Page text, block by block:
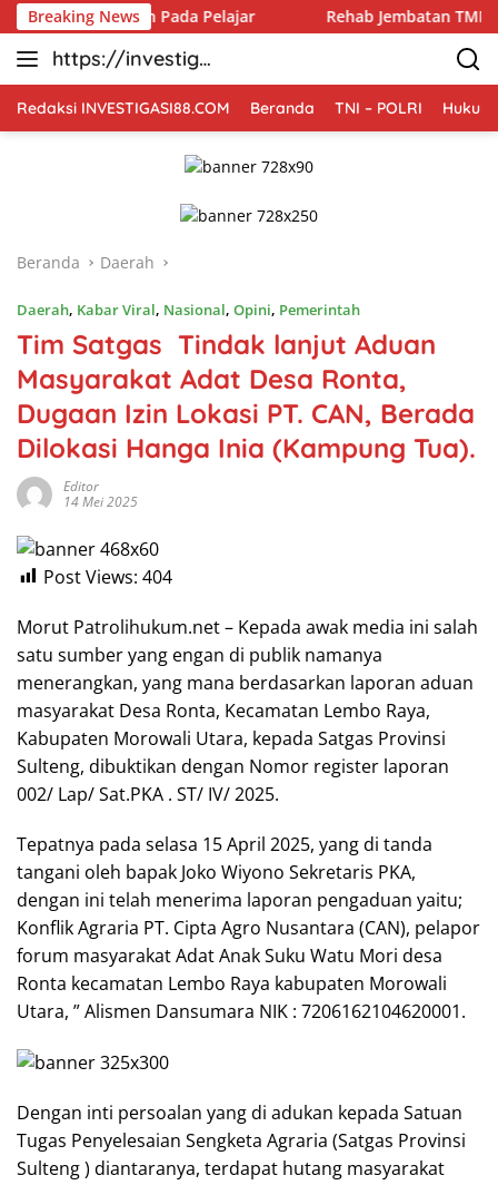
Langsung
ke
konten
Breaking News
Pada Pelajar Rehab Jembatan TMMD Ke-129
https://investiga
si88.com
Redaksi INVESTIGASI88.COM Beranda TNI – POLRI
Beranda Daerah
Daerah, Kabar Viral, Nasional, Opini, Pemerintah
Tim Satgas Tindak lanjut Aduan
Masyarakat Adat Desa Ronta,
Dugaan Izin Lokasi PT. CAN, Berada
Dilokasi Hanga Inia (Kampung Tua).
Editor
14 Mei 2025
Post Views: 404
Morut Patrolihukum.net – Kepada awak media ini salah
satu sumber yang engan di publik namanya
menerangkan, yang mana berdasarkan laporan aduan
masyarakat Desa Ronta, Kecamatan Lembo Raya,
Kabupaten Morowali Utara, kepada Satgas Provinsi
Sulteng, dibuktikan dengan Nomor register laporan
002/ Lap/ Sat.PKA . ST/ IV/ 2025.
Tepatnya pada selasa 15 April 2025, yang di tanda
tangani oleh bapak Joko Wiyono Sekretaris PKA,
dengan ini telah menerima laporan pengaduan yaitu;
Konflik Agraria PT. Cipta Agro Nusantara (CAN), pelapor
forum masyarakat Adat Anak Suku Watu Mori desa
Ronta kecamatan Lembo Raya kabupaten Morowali
Utara, ” Alismen Dansumara NIK : 7206162104620001.
Dengan inti persoalan yang di adukan kepada Satuan
Tugas Penyelesaian Sengketa Agraria (Satgas Provinsi
Sulteng ) diantaranya, terdapat hutang masyarakat